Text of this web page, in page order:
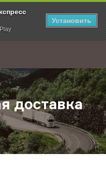
Установить
Бесконтактная доставка КСЭ
доставка